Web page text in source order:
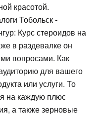
красотой.
Тобольск -
Курс стероидов на
в раздевалке он
вопросами. Как
для вашего
или услуги. То
на каждую плюс
а также зерновые